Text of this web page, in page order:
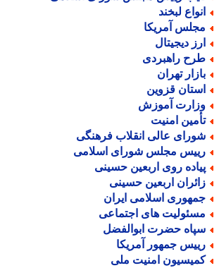
لبخند
آمریکا
دیجیتال
راهبردی
تهران
قزوین
آموزش
امنیت
عالی انقلاب فرهنگی
مجلس شورای اسلامی
روی اربعین حسینی
اربعین حسینی
اسلامی ایران
های اجتماعی
حضرت ابوالفضل
جمهور آمریکا
امنیت ملی